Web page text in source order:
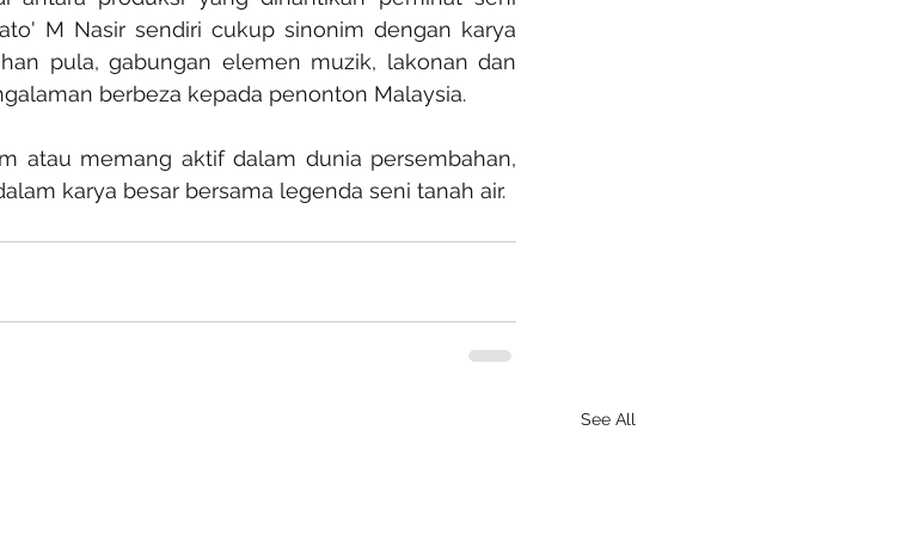
M Nasir sendiri cukup sinonim dengan karya
pula, gabungan elemen muzik, lakonan dan
berbeza kepada penonton Malaysia.
atau memang aktif dalam dunia persembahan,
karya besar bersama legenda seni tanah air.
See All